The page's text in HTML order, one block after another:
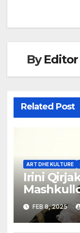
ByEditor
Related Post
ART DHE KULTURE
Irini
FEB 8, 2025